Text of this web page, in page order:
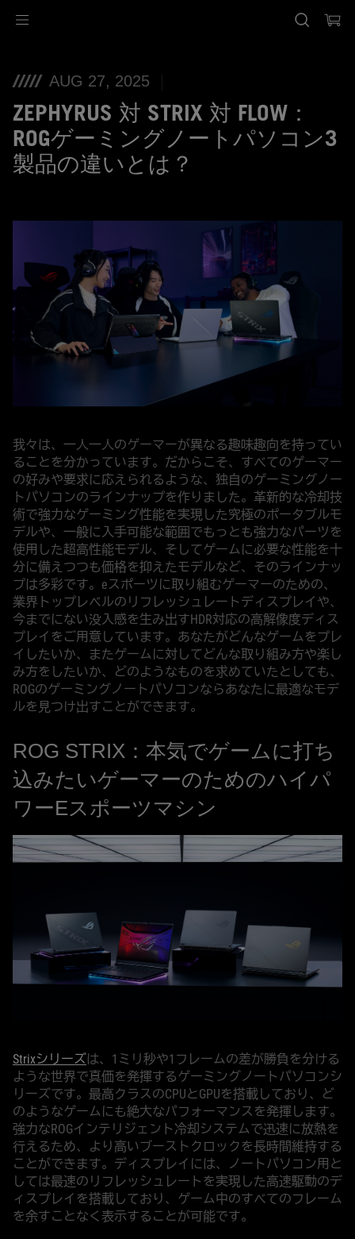
AUG 27, 2025
ZEPHYRUS 対 STRIX 対 FLOW：
ROGゲーミングノートパソコン3
製品の違いとは？
我々は、一人一人のゲーマーが異なる趣味趣向を持ってい
ることを分かっています。だからこそ、すべてのゲーマー
の好みや要求に応えられるような、独自のゲーミングノー
トパソコンのラインナップを作りました。革新的な冷却技
術で強力なゲーミング性能を実現した究極のポータブルモ
デルや、一般に入手可能な範囲でもっとも強力なパーツを
使用した超高性能モデル、そしてゲームに必要な性能を十
分に備えつつも価格を抑えたモデルなど、そのラインナッ
プは多彩です。eスポーツに取り組むゲーマーのための、
業界トップレベルのリフレッシュレートディスプレイや、
今までにない没入感を生み出すHDR対応の高解像度ディス
プレイをご用意しています。あなたがどんなゲームをプレ
イしたいか、またゲームに対してどんな取り組み方や楽し
み方をしたいか、どのようなものを求めていたとしても、
ROGのゲーミングノートパソコンならあなたに最適なモデ
ルを見つけ出すことができます。
ROG STRIX：本気でゲームに打ち
込みたいゲーマーのためのハイパ
ワーEスポーツマシン
Strixシリーズは、1ミリ秒や1フレームの差が勝負を分ける
ような世界で真価を発揮するゲーミングノートパソコンシ
リーズです。最高クラスのCPUとGPUを搭載しており、ど
のようなゲームにも絶大なパフォーマンスを発揮します。
強力なROGインテリジェント冷却システムで迅速に放熱を
行えるため、より高いブーストクロックを長時間維持する
ことができます。ディスプレイには、ノートパソコン用と
しては最速のリフレッシュレートを実現した高速駆動のデ
ィスプレイを搭載しており、ゲーム中のすべてのフレーム
を余すことなく表示することが可能です。